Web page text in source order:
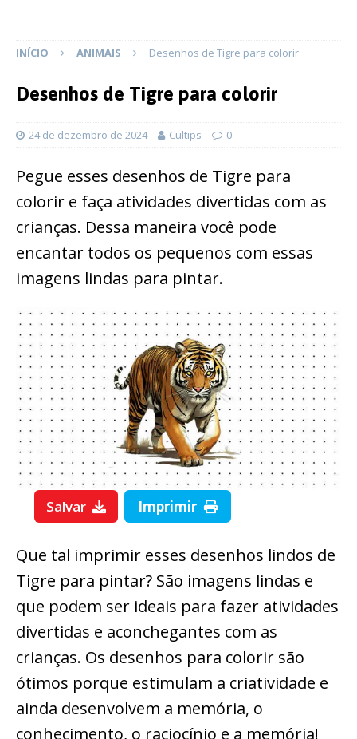
INÍCIO ANIMAIS Desenhos de Tigre para colorir
Desenhos de Tigre para colorir
24 de dezembro de 2024 Cultips 0
Pegue esses desenhos de Tigre para
colorir e faça atividades divertidas com as
crianças. Dessa maneira você pode
encantar todos os pequenos com essas
imagens lindas para pintar.
Salvar Imprimir
Que tal imprimir esses desenhos lindos de
Tigre para pintar? São imagens lindas e
que podem ser ideais para fazer atividades
divertidas e aconchegantes com as
crianças. Os desenhos para colorir são
ótimos porque estimulam a criatividade e
ainda desenvolvem a memória, o
conhecimento, o raciocínio e a memória!